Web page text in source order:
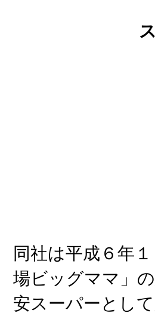
同社は平成６年
場ビッグママ」
安スーパーとし